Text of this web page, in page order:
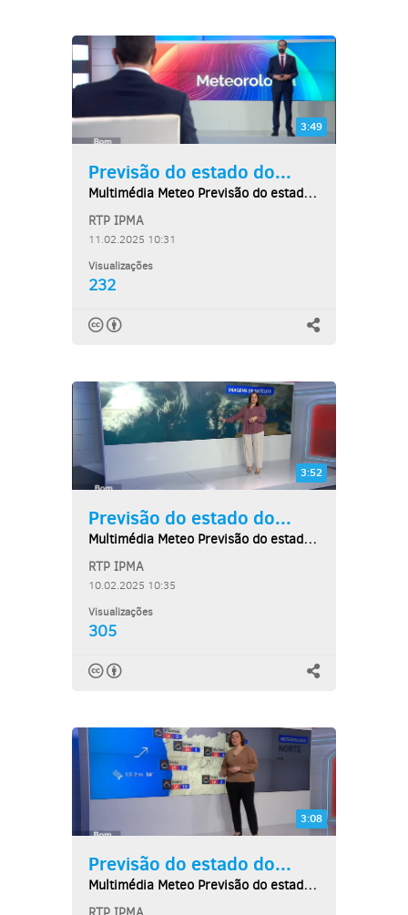
3:49
Previsão do estado do...
Multimédia Meteo Previsão do estado do tempo,...
RTP IPMA
11.02.2025 10:31
Visualizações
232
3:52
Previsão do estado do...
Multimédia Meteo Previsão do estado do tempo,...
RTP IPMA
10.02.2025 10:35
Visualizações
305
3:08
Previsão do estado do...
Multimédia Meteo Previsão do estado do tempo,...